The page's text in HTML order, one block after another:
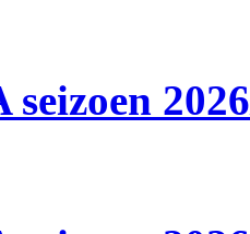
seizoen